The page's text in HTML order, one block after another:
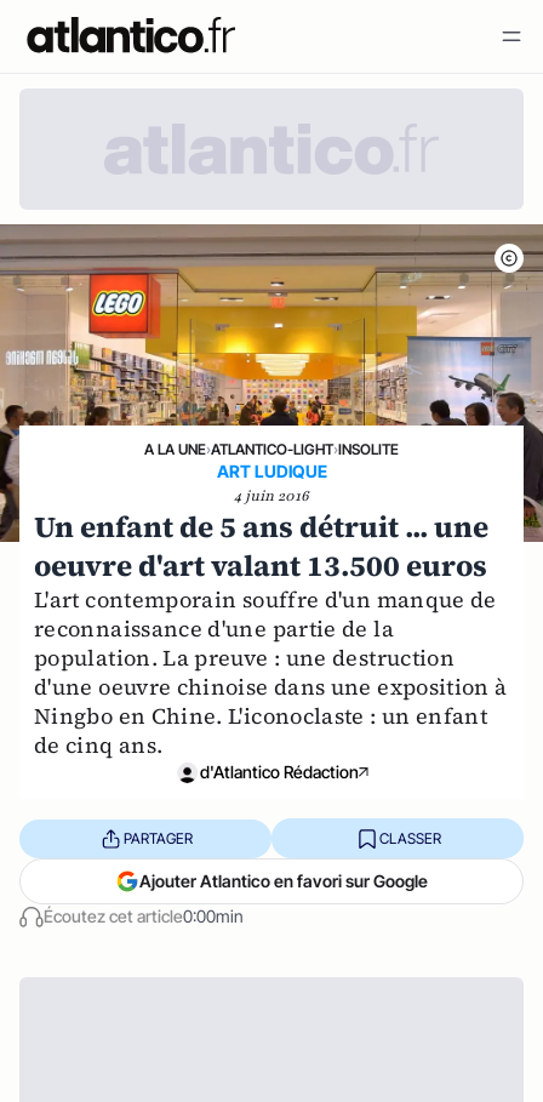
A LA UNE›ATLANTICO-LIGHT›INSOLITE
ART LUDIQUE
4 juin 2016
Un enfant de 5 ans détruit ... une
oeuvre d'art valant 13.500 euros
L'art contemporain souffre d'un manque de
reconnaissance d'une partie de la
population. La preuve : une destruction
d'une oeuvre chinoise dans une exposition à
Ningbo en Chine. L'iconoclaste : un enfant
de cinq ans.
d'Atlantico Rédaction
Écoutez cet article0:00min
PARTAGER CLASSER
Ajouter Atlantico en favori sur Google